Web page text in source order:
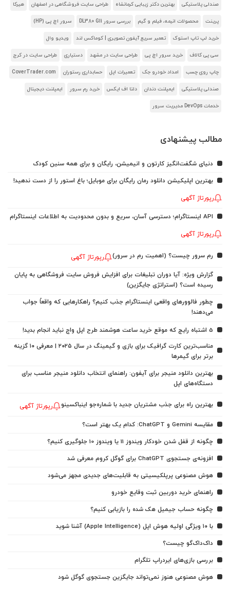
صندلی پلاستیکی بهترین دکتر زیبایی کرمانشاه طراحی سایت فروشگاهی در اصفهان هیرکا
پرینت محصولات انیمه، فیلم و گیم بررسی سرور DL380 G11 سرور اچ پی (HP)
خرید لپ تاپ استوک تعمیر سریع آیفون تصویری | کوماکس لند ویدیو وال
سی پی کالاف خرید سرور اچ پی طراحی سایت در مشهد دستیاری طراحی سایت در کرج
چاپ روی چسب امداد خودرو جک تعمیرات اپل حسابداری رستوران CoverTrader.com
صندلی پلاستیکی ایمپلنت دندان دلتا اف ایکس خرید رم سرور ایمپلنت دیجیتال
خدمات DevOps مدیریت سرور
مطالب پیشنهادی
دنیای شگفت‌انگیز کارتون و انیمیشن، رایگان و برای همه سنین کودک
بهترین اپلیکیشن دانلود رمان رایگان برای موبایل؛ باغ استور را از دست ندهید!
رپورتاژ آگهی
API اینستاگرام؛ دسترسی آسان، سریع و بدون محدودیت به اطلاعات اینستاگرام
رپورتاژ آگهی
رم سرور چیست؟ (اهمیت رم در سرور) رپورتاژ آگهی
گزارش ویژه: آیا دوران تبلیغات برای افزایش فروش سایت فروشگاهی به پایان
رسیده است؟ (استراتژی جایگزین)
چطور فالوورهای واقعی اینستاگرام جذب کنیم؟ راهکارهایی که واقعاً جواب
می‌دهند!
5 اشتباه رایج که موقع خرید ساعت هوشمند طرح اپل واچ نباید انجام بدید!
مناسب‌ترین کارت گرافیک برای بازی و گیمینگ در سال ۲۰۲۵ | معرفی ۱۰ گزینه
برتر برای گیمرها
بهترین دانلود منیجر برای آیفون: راهنمای انتخاب دانلود منیجر مناسب برای
دستگاه‌های اپل
بهترین راه برای جذب مشتریان جدید با شماره‌جو اینباکسینو رپورتاژ آگهی
مقایسه Gemini و ChatGPT: کدام یک بهتر است؟
چگونه از قفل شدن خودکار ویندوز 11 یا ویندوز 10 جلوگیری کنیم؟
افزونه‌ی جستجوی ChatGPT برای گوگل کروم معرفی شد
هوش مصنوعی پرپلکیسیتی به قابلیت‌های جدیدی مجهز می‌شود
راهنمای خرید دوربین ثبت وقایع خودرو
چگونه حساب جیمیل هک شده را بازیابی کنیم؟
با ۱۰ ویژگی اولیه هوش اپل (Apple Intelligence) آشنا شوید
داک‌داک‌گو چیست؟
بررسی بازی‌های ایردراپ تلگرام
هوش مصنوعی هنوز نمی‌تواند جایگزین جستجوی گوگل شود